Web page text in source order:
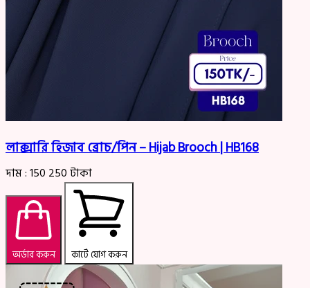
লাক্সারি হিজাব ব্রোচ/পিন – Hijab Brooch | HB168
দাম :150 250টাকা
অর্ডার করুন কার্টে যোগ করুন